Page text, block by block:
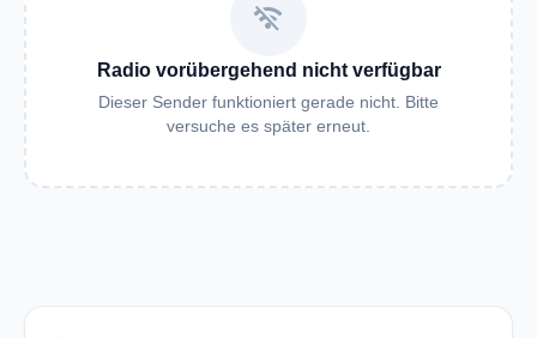
wifi_off
Radio vorübergehend nicht verfügbar
Dieser Sender funktioniert gerade nicht. Bitte
versuche es später erneut.